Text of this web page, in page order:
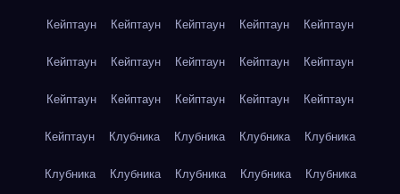
Кейптаун Кейптаун Кейптаун Кейптаун Кейптаун
Кейптаун Кейптаун Кейптаун Кейптаун Кейптаун
Кейптаун Кейптаун Кейптаун Кейптаун Кейптаун
Кейптаун Клубника Клубника Клубника Клубника
Клубника Клубника Клубника Клубника Клубника